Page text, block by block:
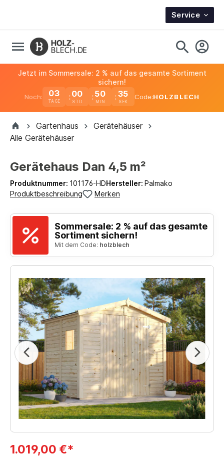
Service
Noch: 03
TAGE
00 50 34
Jetzt im Sommersale: 2 % auf das gesamte Sortiment
sichern!
Code:HOLZBLECH
Gartenhaus
Gerätehäuser
Alle Gerätehäuser
Gerätehaus Dan 4,5 m²
Produktnummer: 101176-HDHersteller: Palmako
Produktbeschreibung
Merken
Sommersale: 2 % auf das gesamte
Sortiment sichern!
Mit dem Code: holzblech
1.019,00 €*